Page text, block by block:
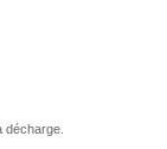
décharge.